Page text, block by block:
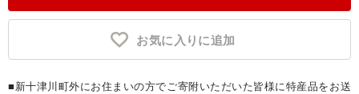
お気に入りに追加
■新十津川町外にお住まいの方でご寄附いただいた皆様に特産品をお送